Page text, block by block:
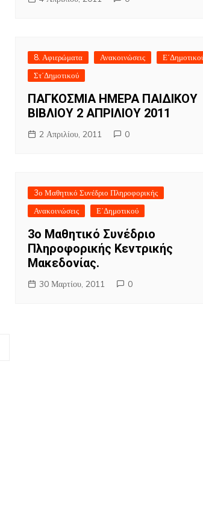
8. Αφιερώματα Ανακοινώσεις
Στ΄Δημοτικού
ΠΑΓΚΟΣΜΙΑ ΗΜΕΡΑ ΠΑΙΔΙΚΟΥ
ΒΙΒΛΙΟΥ 2 ΑΠΡΙΛΙΟΥ 2011
2 Απριλίου, 2011 0
3ο Μαθητικό Συνέδριο Πληροφορικής
Ανακοινώσεις
Ε΄Δημοτικού
3ο Μαθητικό Συνέδριο
Πληροφορικής Κεντρικής
Μακεδονίας.
30 Μαρτίου, 2011 0